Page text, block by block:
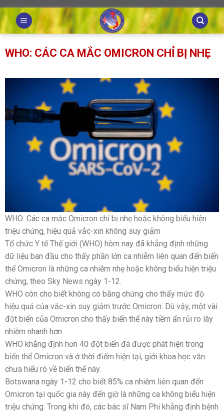
Skip
to
content
WHO: CÁC CA MẮC OMICRON CHỈ BỊ NHẸ
WHO: Các ca mắc Omicron chỉ bị nhẹ hoặc không biểu hiện
triệu chứng, hiệu quả vắc-xin không suy giảm
Tổ chức Y tế Thế giới (WHO) hôm nay đã khẳng định những
dữ liệu ban đầu cho thấy phần lớn ca nhiễm liên quan đến biến
thể Omicron là những ca nhiễm nhẹ hoặc không biểu hiện triệu
chứng, theo Sky News ngày 1-12.
WHO còn cho biết không có bằng chứng cho thấy mức độ
hiệu quả của vắc-xin suy giảm trước Omicron. Dù vậy, một vài
đột biến của Omicron cho thấy biến thể này tiềm ẩn rủi ro lây
nhiễm nhanh hơn.
WHO khẳng định hơn 40 đột biến đã được phát hiện trong
biến thể Omicron và ở thời điểm hiện tại, giới khoa học vẫn
chưa hiểu rõ về biến thể này.
Botswana ngày 1-12 cho biết 85% ca nhiễm liên quan đến
Omicron tại quốc gia này đến giờ là những ca không biểu hiện
triệu chứng. Trong khi đó, các bác sĩ Nam Phi khẳng định bệnh